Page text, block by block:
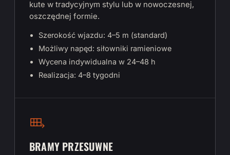
kute w tradycyjnym stylu lub w nowoczesnej,
oszczędnej formie.
Szerokość wjazdu: 4–5 m (standard)
Możliwy napęd: siłowniki ramieniowe
Wycena indywidualna w 24–48 h
Realizacja: 4–8 tygodni
BRAMY PRZESUWNE